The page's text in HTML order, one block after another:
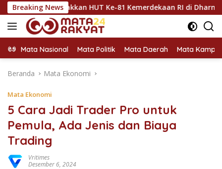
Langsung
ke
konten
Breaking News
HUT Ke-81 Kemerdekaan RI di Dharmasraya
Mata Nasional Mata Politik Mata Daerah Mata
Beranda Mata Ekonomi
Mata Ekonomi
5 Cara Jadi Trader Pro untuk
Pemula, Ada Jenis dan Biaya
Trading
Vritimes
Desember 6, 2024